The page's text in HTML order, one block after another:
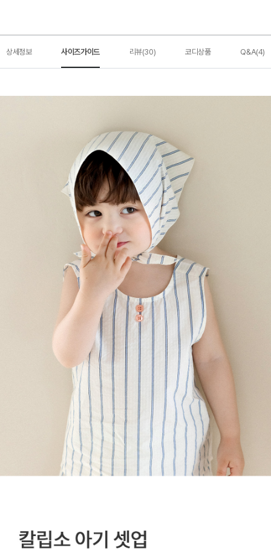
상세정보 사이즈가이드 리뷰(30) 코디상품 Q&A(4)